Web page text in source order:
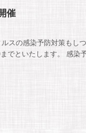
催
スの感染予防対策もし
でといたします。 感染